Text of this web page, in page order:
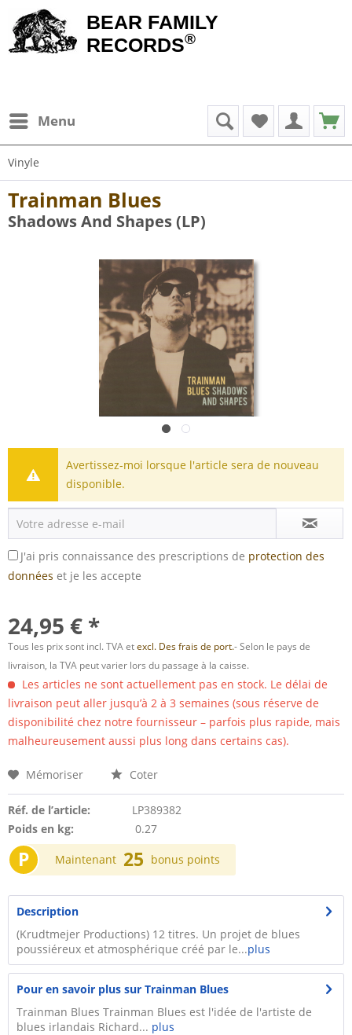
BEAR FAMILY
RECORDS®
Menu
Vinyle
Trainman Blues
Shadows And Shapes (LP)
Avertissez-moi lorsque l'article sera de nouveau
disponible.
J'ai pris connaissance des prescriptions de protection des
données et je les accepte
24,95 € *
Tous les prix sont incl. TVA etexcl. Des frais de port.- Selon le pays de
livraison, la TVA peut varier lors du passage à la caisse.
Les articles ne sont actuellement pas en stock. Le délai de
livraison peut aller jusqu’à 2 à 3 semaines (sous réserve de
disponibilité chez notre fournisseur – parfois plus rapide, mais
malheureusement aussi plus long dans certains cas).
Mémoriser Coter
Réf. de l’article:
LP389382
Poids en kg:
0.27
P Maintenant 25 bonus points
Description
(Krudtmejer Productions) 12 titres. Un projet de blues
poussiéreux et atmosphérique créé par le...plus
Pour en savoir plus sur Trainman Blues
Trainman Blues Trainman Blues est l'idée de l'artiste de
blues irlandais Richard... plus